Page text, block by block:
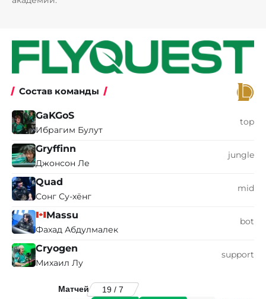
Состав команды
GaKGoS
Ибрагим Булут
top
Gryffinn
Джонсон Ле
jungle
Quad
Сонг Су-хёнг
mid
Massu
Фахад Абдулмалек
bot
Cryogen
Михаил Лу
support
Матчей
19 / 7